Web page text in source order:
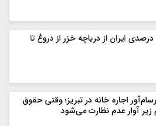
ایران از دریاچه خزر از دروغ تا
اجاره خانه در تبریز؛ وقتی حقوق
زیر آوار عدم نظارت می‌شود